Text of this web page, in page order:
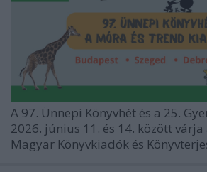
A 97. Ünnepi Könyvhét és a 25.
2026. június 11. és 14. között
Magyar Könyvkiadók és